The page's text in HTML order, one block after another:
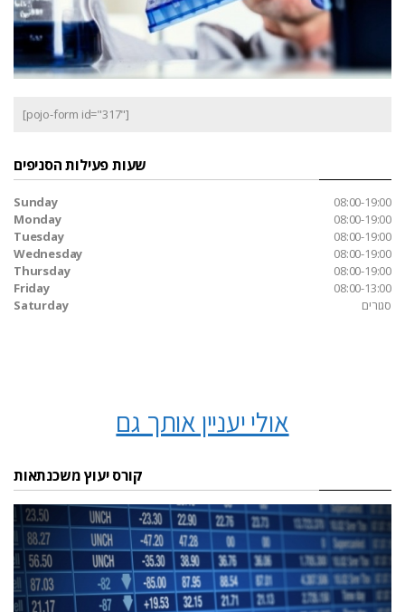
[pojo-form id="317"]
שעות פעילות הסניפים
Sunday
08:00-19:00
Monday
08:00-19:00
Tuesday
08:00-19:00
Wednesday
08:00-19:00
Thursday
08:00-19:00
Friday
08:00-13:00
Saturday
סגורים
אולי יעניין אותך גם
קורס יעוץ משכנתאות